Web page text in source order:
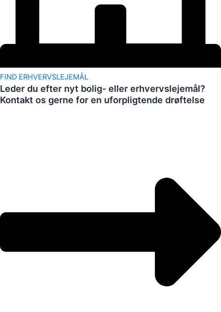
FIND ERHVERVSLEJEMÅL
Leder du efter nyt bolig- eller erhvervslejemål?
Kontakt os gerne for en uforpligtende drøftelse